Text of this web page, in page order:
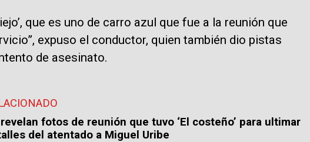
que es uno de carro azul que fue a la reunión que
expuso el conductor, quien también dio pistas
de asesinato.
fotos de reunión que tuvo ‘El costeño’ para ultimar
del atentado a Miguel Uribe